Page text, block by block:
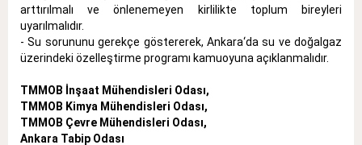
arttırılmalı ve önlenemeyen kirlilikte toplum bireyleri
uyarılmalıdır.
- Su sorununu gerekçe göstererek, Ankara‘da su ve doğalgaz
üzerindeki özelleştirme programı kamuoyuna açıklanmalıdır.
TMMOB İnşaat Mühendisleri Odası,
TMMOB Kimya Mühendisleri Odası,
TMMOB Çevre Mühendisleri Odası,
Ankara Tabip Odası